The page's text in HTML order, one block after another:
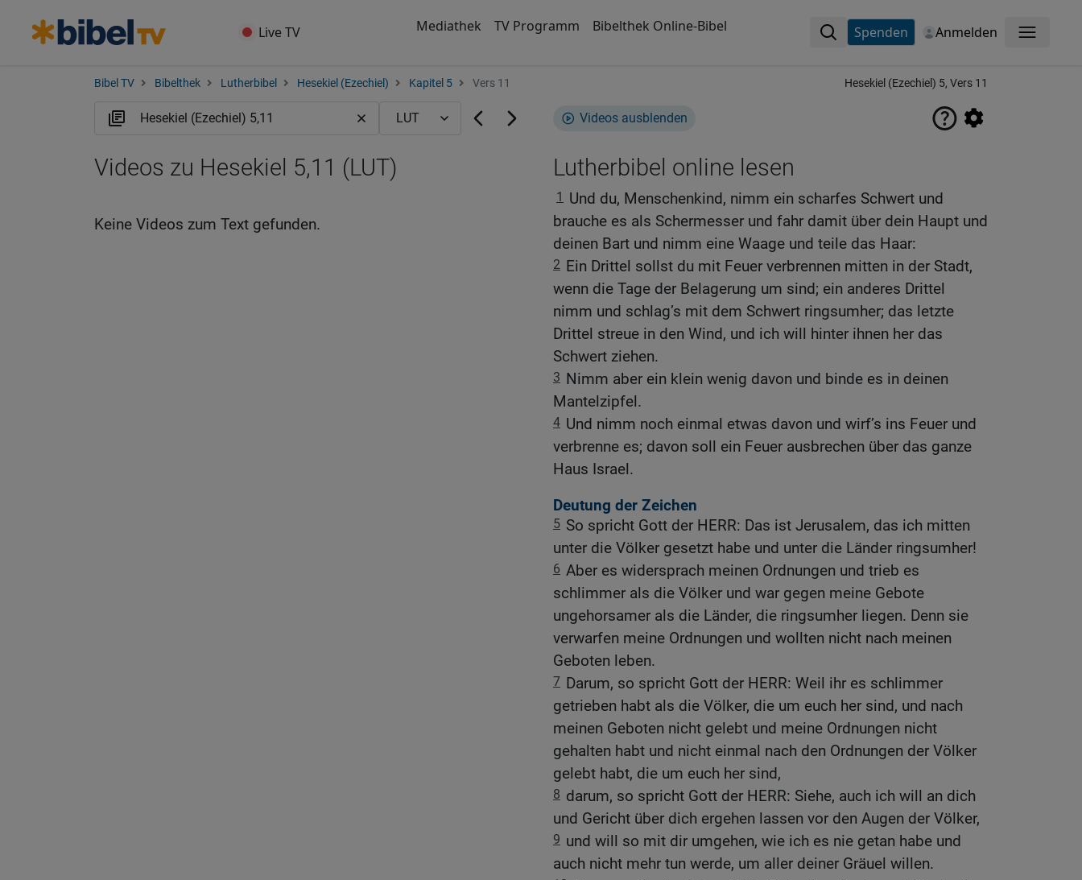
Live TV Mediathek TV Programm Bibelthek Online-Bibel Spenden Anmelden Menü
Bibel TV Bibelthek Lutherbibel Hesekiel (Ezechiel) Kapitel 5 Vers 11 Hesekiel (Ezechiel) 5, Vers 11
Videos ausblenden
Lutherbibel online lesen
1 Und du, Menschenkind, nimm ein scharfes Schwert und
brauche es als Schermesser und fahr damit über dein Haupt und
deinen Bart und nimm eine Waage und teile das Haar:
2 Ein Drittel sollst du mit Feuer verbrennen mitten in der Stadt,
wenn die Tage der Belagerung um sind; ein anderes Drittel
nimm und schlag’s mit dem Schwert ringsumher; das letzte
Drittel streue in den Wind, und ich will hinter ihnen her das
Schwert ziehen.
3 Nimm aber ein klein wenig davon und binde es in deinen
Mantelzipfel.
4 Und nimm noch einmal etwas davon und wirf’s ins Feuer und
verbrenne es; davon soll ein Feuer ausbrechen über das ganze
Haus Israel.
Deutung der Zeichen
5 So spricht Gott der HERR: Das ist Jerusalem, das ich mitten
unter die Völker gesetzt habe und unter die Länder ringsumher!
6 Aber es widersprach meinen Ordnungen und trieb es
schlimmer als die Völker und war gegen meine Gebote
ungehorsamer als die Länder, die ringsumher liegen. Denn sie
verwarfen meine Ordnungen und wollten nicht nach meinen
Geboten leben.
7 Darum, so spricht Gott der HERR: Weil ihr es schlimmer
getrieben habt als die Völker, die um euch her sind, und nach
meinen Geboten nicht gelebt und meine Ordnungen nicht
gehalten habt und nicht einmal nach den Ordnungen der Völker
gelebt habt, die um euch her sind,
8 darum, so spricht Gott der HERR: Siehe, auch ich will an dich
und Gericht über dich ergehen lassen vor den Augen der Völker,
9 und will so mit dir umgehen, wie ich es nie getan habe und
auch nicht mehr tun werde, um aller deiner Gräuel willen.
Videos zu Hesekiel 5,11 (LUT)
Keine Videos zum Text gefunden.